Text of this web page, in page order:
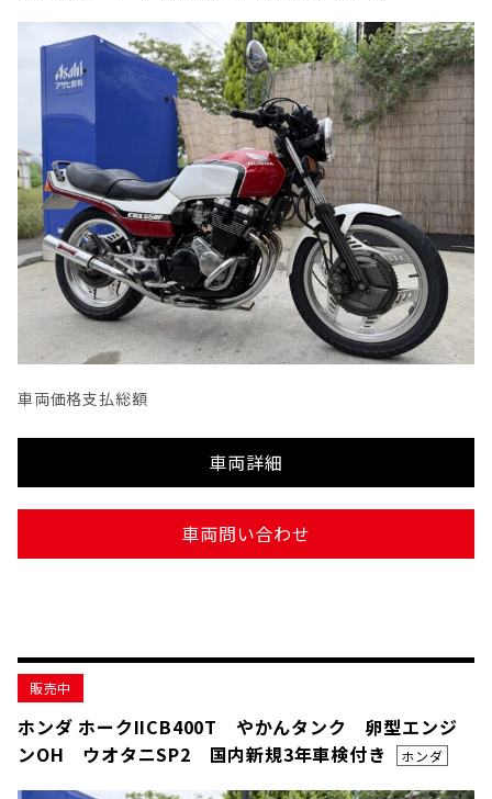
車両価格支払総額
車両詳細
車両問い合わせ
販売中
ホンダ ホークIICB400T やかんタンク 卵型エンジ
ンOH ウオタニSP2 国内新規3年車検付き ホンダ